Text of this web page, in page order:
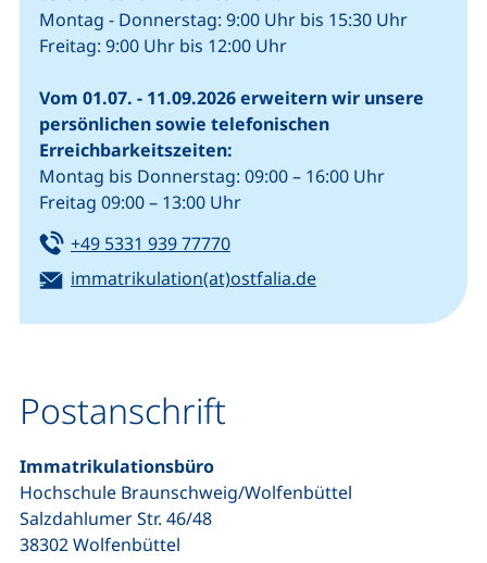
Montag - Donnerstag: 9:00 Uhr bis 15:30 Uhr
Freitag: 9:00 Uhr bis 12:00 Uhr
Vom 01.07. - 11.09.2026 erweitern wir unsere
persönlichen sowie telefonischen
Erreichbarkeitszeiten:
Montag bis Donnerstag: 09:00 – 16:00 Uhr
Freitag 09:00 – 13:00 Uhr
Tel:
+49 5331 939 77770(startet einen Telefonanruf,
E-Mail:
immatrikulation(at)ostfalia.de(öffnet Ihr E-Mail-
Postanschrift
Immatrikulationsbüro
Hochschule Braunschweig/Wolfenbüttel
Salzdahlumer Str. 46/48
38302 Wolfenbüttel